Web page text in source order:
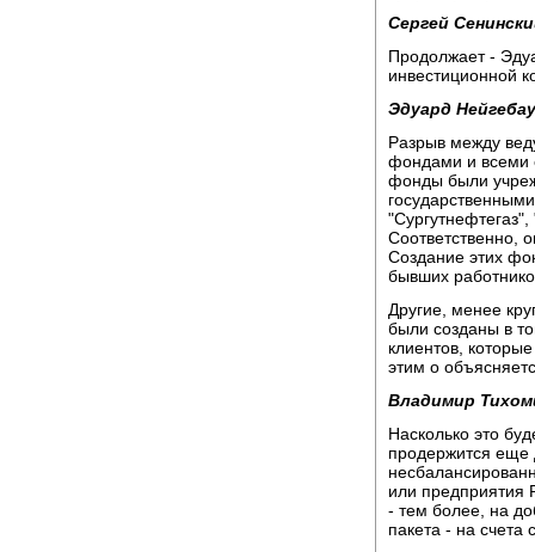
Сергей
Продолжает -
инвестиционной
Эдуард
Разрыв между
фондами и всеми
фонды были
Соответственно,
Создание этих
бывших
Другие, менее
были созданы в
клиентов,
этим о
Владимир
Насколько это
продержится еще
или предприятия
- тем более, на
пакета - на счета